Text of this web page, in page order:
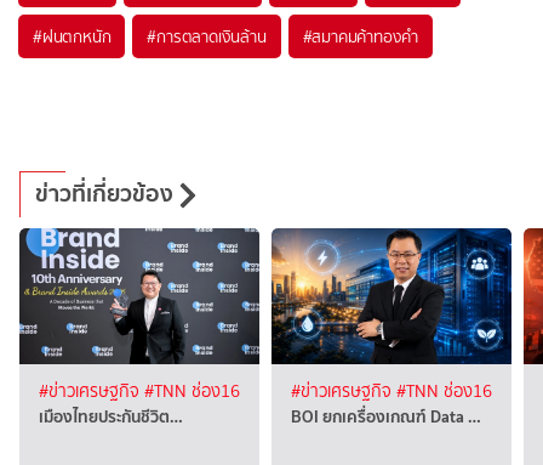
#ฝนตกหนัก #การตลาดเงินล้าน #สมาคมค้าทองคำ
ข่าวที่เกี่ยวข้อง
#ข่าวเศรษฐกิจ #TNN ช่อง16
เมืองไทยประกันชีวิต…
#ข่าวเศรษฐกิจ #TNN ช่อง16
BOI ยกเครื่องเกณฑ์ Data …